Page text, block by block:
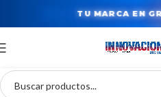
TU MARCA EN